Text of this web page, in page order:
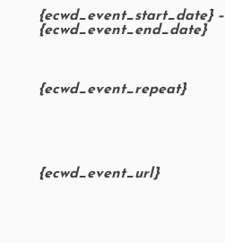
{ecwd_event_start_date} –
{ecwd_event_end_date}
{ecwd_event_repeat}
{ecwd_event_url}